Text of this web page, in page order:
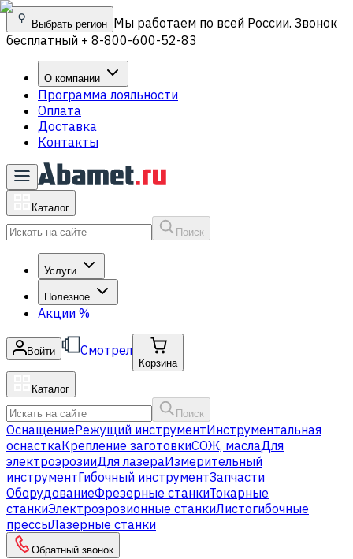
Выбрать регион Мы работаем по всей России. Звонок
бесплатный + 8-800-600-52-83
О компании
Программа лояльности
Оплата
Доставка
Контакты
Каталог
Поиск
Услуги
Полезное
Акции %
Войти Смотрел
Корзина
Каталог
Поиск
ОснащениеРежущий инструментИнструментальная
оснасткаКрепление заготовкиСОЖ, маслаДля
электроэрозииДля лазераИзмерительный
инструментГибочный инструментЗапчасти
ОборудованиеФрезерные станкиТокарные
станкиЭлектроэрозионные станкиЛистогибочные
прессыЛазерные станки
Обратный звонок